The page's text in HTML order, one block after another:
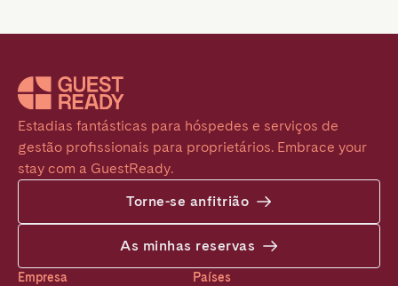
Estadias fantásticas para hóspedes e serviços de
gestão profissionais para proprietários. Embrace your
stay com a GuestReady.
Torne-se anfitrião
As minhas reservas
Empresa Países